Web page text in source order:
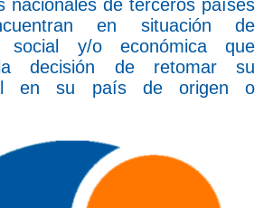
nacionales de terceros países
en situación de
social y/o económica que
la decisión de retomar su
en su país de origen o